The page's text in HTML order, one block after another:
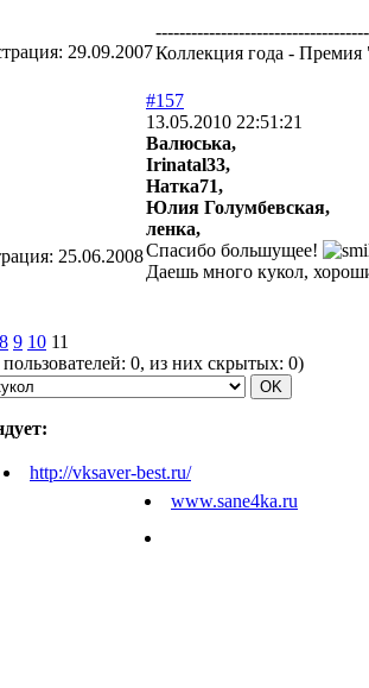
29.09.2007Коллекция года - Премия
25.06.2008
#157
13.05.2010 22:51:21
Валюська,
Irinatal33,
Натка71,
Юлия Голумбевская,
ленка,
Спасибо большущее!
Даешь много кукол,
8 9 10 11
пользователей: 0, из них скрытых: 0)
http://vksaver-best.ru/
www.sane4ka.ru